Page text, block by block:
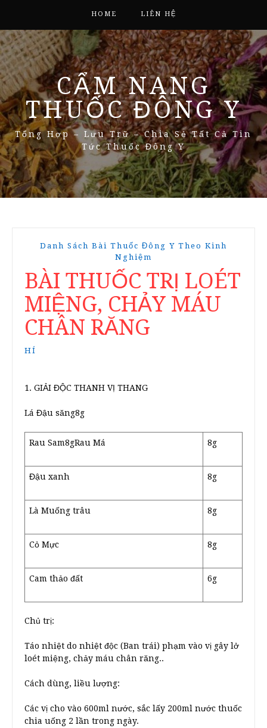
HOME LIÊN HỆ
CẨM NANG
THUỐC ĐÔNG Y
Tổng Hợp – Lưu Trữ – Chia Sẻ Tất Cả Tin
Tức Thuốc Đông Y
Danh Sách Bài Thuốc Đông Y Theo Kinh
Nghiệm
BÀI THUỐC TRỊ LOÉT
MIỆNG, CHẢY MÁU
CHÂN RĂNG
HÍ
1. GIẢI ĐỘC THANH VỊ THANG
Lá Đậu săng8g
Rau Sam8gRau Má 8g
Đậu xanh 8g
Là Muống trâu 8g
Cỏ Mực 8g
Cam thảo đất 6g
Chủ trị:
Táo nhiệt do nhiệt độc (Ban trái) phạm vào vị gây lở
loét miệng, chảy máu chân răng..
Cách dùng, liều lượng:
Các vị cho vào 600ml nước, sắc lấy 200ml nước thuốc
chia uống 2 lần trong ngày.